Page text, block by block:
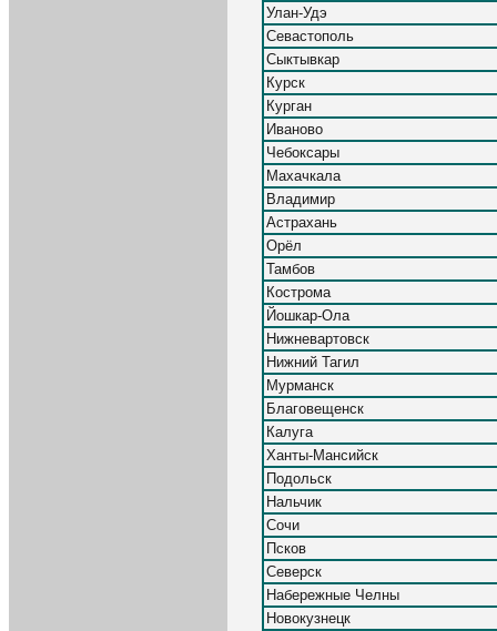
Улан-Удэ
Севастополь
Сыктывкар
Курск
Курган
Иваново
Чебоксары
Махачкала
Владимир
Астрахань
Орёл
Тамбов
Кострома
Йошкар-Ола
Нижневартовск
Нижний Тагил
Мурманск
Благовещенск
Калуга
Ханты-Мансийск
Подольск
Нальчик
Сочи
Псков
Северск
Набережные Челны
Новокузнецк